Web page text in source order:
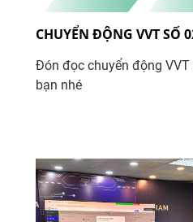
CHUYỂN ĐỘNG VVT SỐ
Đón đọc chuyển động
bạn nhé